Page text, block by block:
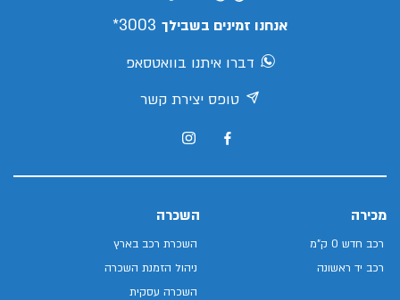
אנחנו זמינים בשבילך 3003*
דברו איתנו בוואטסאפ
טופס יצירת קשר
מכירה
רכב חדש 0 ק"מ
רכב יד ראשונה
השכרה
השכרת רכב בארץ
ניהול הזמנת השכרה
השכרה עסקית